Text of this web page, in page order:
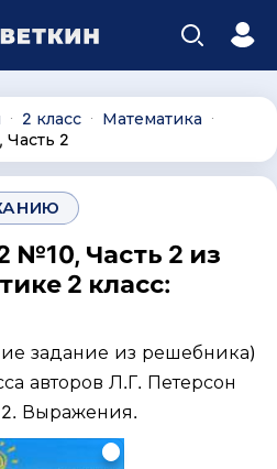
∙ 2 класс ∙ Математика ∙
2
№10, Часть 2 из
2 класс:
задание из решебника)
авторов Л.Г. Петерсон
Выражения.